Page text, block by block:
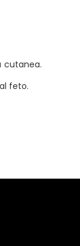
cutanea.
feto.